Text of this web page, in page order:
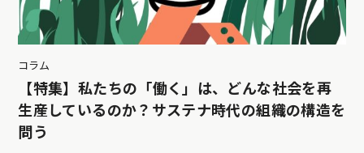
コラム
【特集】私たちの「働く」は、どんな社会を再
生産しているのか？サステナ時代の組織の構造を
問う